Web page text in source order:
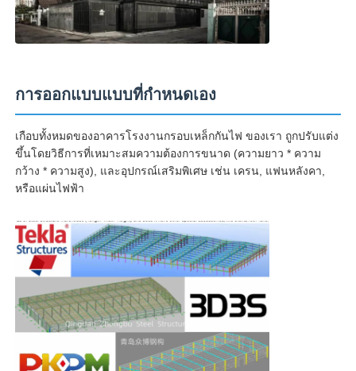
การออกแบบแบบที่กําหนดเอง
เกือบทั้งหมดของอาคารโรงงานกรอบเหล็กกันไฟ ของเรา ถูกปรับแต่ง
ขึ้นโดยวิธีการที่เหมาะสมความต้องการขนาด (ความยาว * ความ
กว้าง * ความสูง), และอุปกรณ์เสริมพิเศษ เช่น เครน, แฟนหลังคา,
หรือแผ่นไฟฟ้า